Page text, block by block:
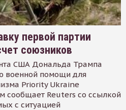
первой партии
союзников
США Дональда Трампа
военной помощи для
Priority Ukraine
сообщает Reuters со ссылкой
с ситуацией